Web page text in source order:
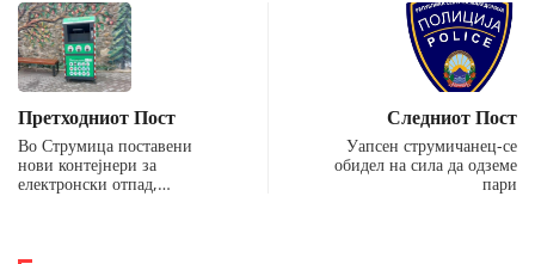
Претходниот Пост
Во Струмица поставени
нови контејнери за
електронски отпад,…
Следниот Пост
Уапсен струмичанец-се
обидел на сила да одземе
пари